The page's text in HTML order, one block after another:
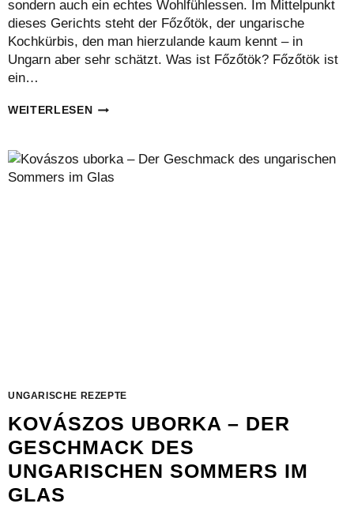
sondern auch ein echtes Wohlfühlessen. Im Mittelpunkt
dieses Gerichts steht der Főzőtök, der ungarische
Kochkürbis, den man hierzulande kaum kennt – in
Ungarn aber sehr schätzt. Was ist Főzőtök? Főzőtök ist
ein…
WEITERLESENFŐZŐTÖK
UNGARISCHE
SOMMERKÜRBIS
MIT
UNGARISCHE REZEPTE
KOVÁSZOS UBORKA – DER
GESCHMACK DES
UNGARISCHEN SOMMERS IM
GLAS